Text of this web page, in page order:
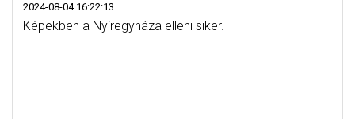
2024-08-04 16:22:13
Képekben a Nyíregyháza elleni siker.